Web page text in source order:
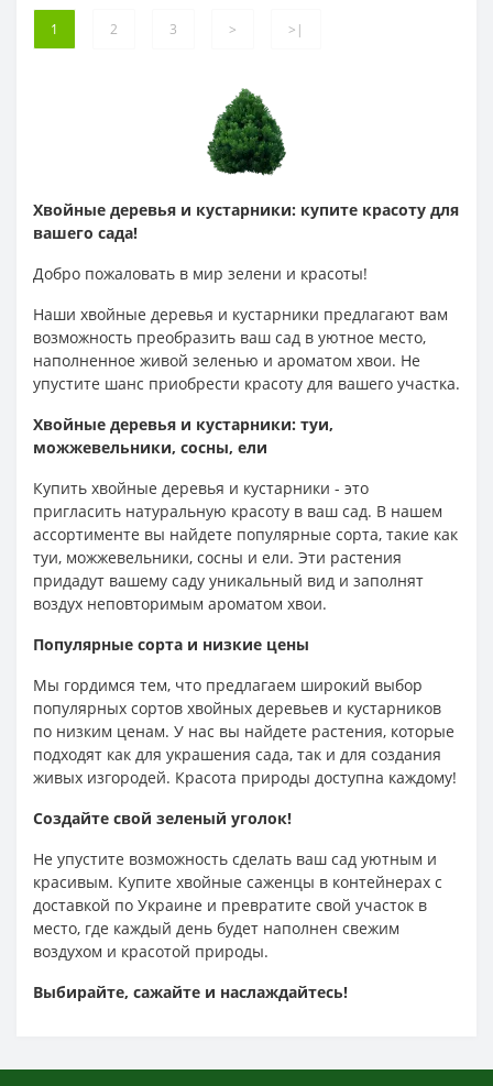
1 2 3 > >|
Хвойные деревья и кустарники: купите красоту для
вашего сада!
Добро пожаловать в мир зелени и красоты!
Наши хвойные деревья и кустарники предлагают вам
возможность преобразить ваш сад в уютное место,
наполненное живой зеленью и ароматом хвои. Не
упустите шанс приобрести красоту для вашего участка.
Хвойные деревья и кустарники: туи,
можжевельники, сосны, ели
Купить хвойные деревья и кустарники - это
пригласить натуральную красоту в ваш сад. В нашем
ассортименте вы найдете популярные сорта, такие как
туи, можжевельники, сосны и ели. Эти растения
придадут вашему саду уникальный вид и заполнят
воздух неповторимым ароматом хвои.
Популярные сорта и низкие цены
Мы гордимся тем, что предлагаем широкий выбор
популярных сортов хвойных деревьев и кустарников
по низким ценам. У нас вы найдете растения, которые
подходят как для украшения сада, так и для создания
живых изгородей. Красота природы доступна каждому!
Создайте свой зеленый уголок!
Не упустите возможность сделать ваш сад уютным и
красивым. Купите хвойные саженцы в контейнерах с
доставкой по Украине и превратите свой участок в
место, где каждый день будет наполнен свежим
воздухом и красотой природы.
Выбирайте, сажайте и наслаждайтесь!